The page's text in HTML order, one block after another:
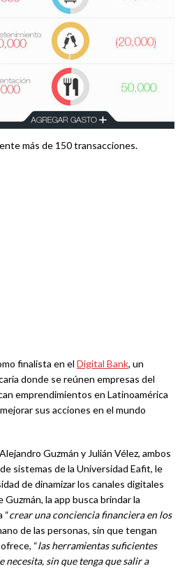
más de 150 transacciones.
finalista en el Digital Bank, un
donde se reúnen empresas del
emprendimientos en Latinoamérica
sus acciones en el mundo
Guzmán y Julián Vélez, ambos
sistemas de la Universidad Eafit, le
de dinamizar los canales digitales
la app busca brindar la
“crear una conciencia financiera en los
de las personas, sin que tengan
“las herramientas suficientes
necesita, sin que tenga que salir a